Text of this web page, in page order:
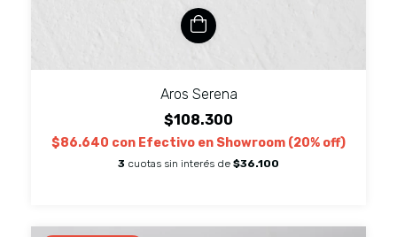
Aros Serena
$108.300
$86.640 con Efectivo en Showroom (20% off)
3 cuotas sin interés de $36.100